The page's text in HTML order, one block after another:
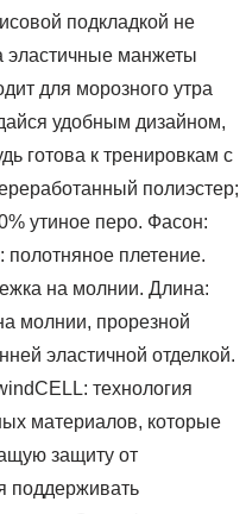
подкладкой не
эластичные манжеты
для морозного утра
удобным дизайном,
готова к тренировкам с
полиэстер;
утиное перо. Фасон:
плетение.
на молнии. Длина:
молнии, прорезной
эластичной отделкой.
технология
материалов, которые
защиту от
поддерживать